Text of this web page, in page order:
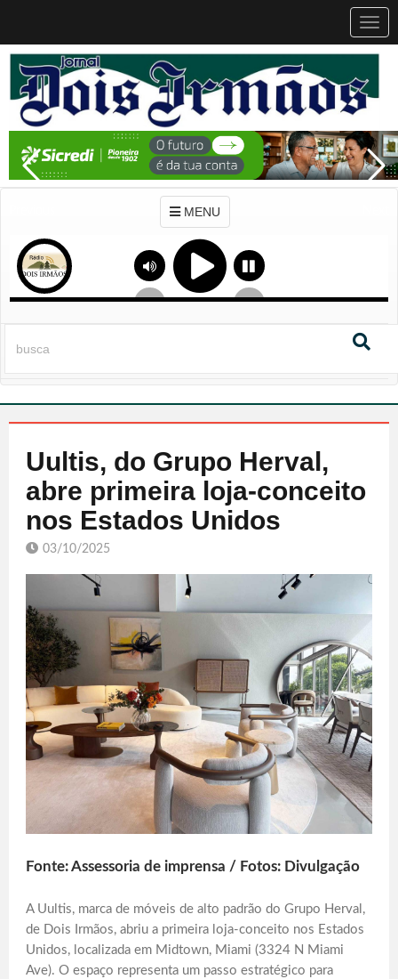
MENU
Uultis, do Grupo Herval,
abre primeira loja-conceito
nos Estados Unidos
03/10/2025
Fonte: Assessoria de imprensa / Fotos: Divulgação
A Uultis, marca de móveis de alto padrão do Grupo Herval,
de Dois Irmãos, abriu a primeira loja-conceito nos Estados
Unidos, localizada em Midtown, Miami (3324 N Miami
Ave). O espaço representa um passo estratégico para